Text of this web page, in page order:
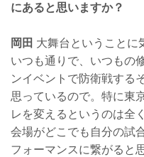
にあると思いますか？
岡田 大舞台ということに
いつも通りで、いつもの
ンイベントで防衛戦する
思っているので。特に東
レを変えるというのは全
会場がどこでも自分の試
フォーマンスに繋がると